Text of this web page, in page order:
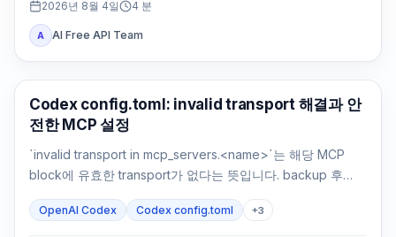
2026년 8월 4일 4 분
A AI Free API Team
AI 개발 도구
Codex config.toml: invalid transport 해결과 안
전한 MCP 설정
`invalid transport in mcp_servers.<name>`는 해당 MCP
block에 유효한 transport가 없다는 뜻입니다. backup 후
하세요.
OpenAI Codex Codex config.toml +3